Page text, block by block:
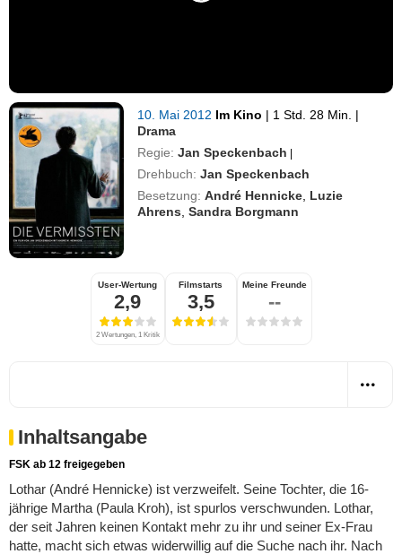
10. Mai 2012 Im Kino | 1 Std. 28 Min. |
Drama
Regie: Jan Speckenbach |
Drehbuch: Jan Speckenbach
Besetzung: André Hennicke Luzie
Ahrens ,Sandra Borgmann
User-Wertung
2,9
2 Wertungen, 1 Kritik
Filmstarts
3,5
Meine Freunde
--
Inhaltsangabe
FSK ab 12 freigegeben
Lothar (André Hennicke) ist verzweifelt. Seine Tochter, die 16-
jährige Martha (Paula Kroh), ist spurlos verschwunden. Lothar,
der seit Jahren keinen Kontakt mehr zu ihr und seiner Ex-Frau
hatte, macht sich etwas widerwillig auf die Suche nach ihr. Nach